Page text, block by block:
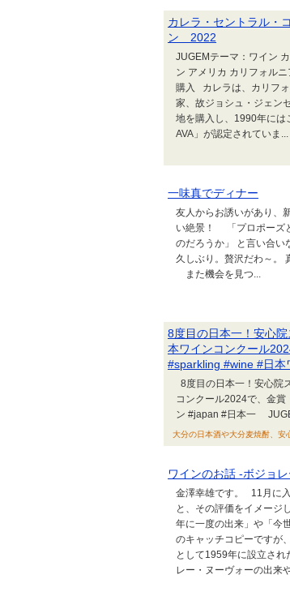
カレラ・セントラル・
ン 2022
JUGEMテーマ：ワイン
ン アメリカ カリフォル
購入 カレラは、カリフ
家、故ジョシュ・ジェン
地を購入し、1990年には
AVA」が認定されていま...
一味真でディナー
友人からお誘いがあり、
い絶景！ 「プロポーズ
のだろうか」 と言い合
久しぶり。贅沢だわ～。
また機会を見つ...
8度目の日本一！安心
本ワインコンクール
#sparkling #wine #日
8度目の日本一！安心
コンクール2024で、金
ン #japan #日本一
大分の日本酒や大分麦焼酎、
ワインのお話 -ボジョ
金澤幸雄です。 11月に
と、その評価をイメージ
年に一度の出来」や「今
のキャッチコピーですが
として1959年に設立さ
レー・ヌーヴォーの出来